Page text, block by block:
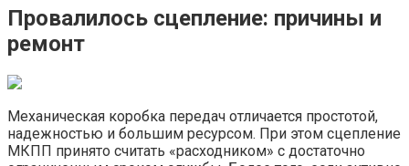
Провалилось сцепление: причины и
ремонт
Механическая коробка передач отличается простотой,
надежностью и большим ресурсом. При этом сцепление
МКПП принято считать «расходником» с достаточно